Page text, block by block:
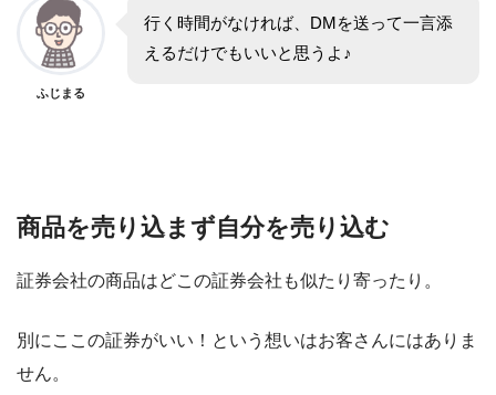
ふじまる
行く時間がなければ、DMを送って一言添
えるだけでもいいと思うよ♪
商品を売り込まず自分を売り込む
証券会社の商品はどこの証券会社も似たり寄ったり。
別にここの証券がいい！という想いはお客さんにはありま
せん。